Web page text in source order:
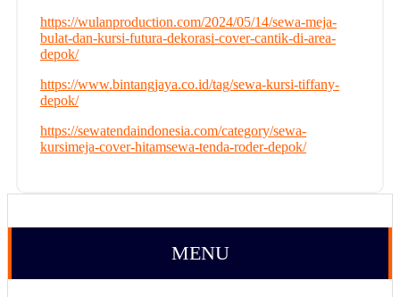
https://wulanproduction.com/2024/05/14/sewa-meja-
bulat-dan-kursi-futura-dekorasi-cover-cantik-di-area-
depok/
https://www.bintangjaya.co.id/tag/sewa-kursi-tiffany-
depok/
https://sewatendaindonesia.com/category/sewa-
kursimeja-cover-hitamsewa-tenda-roder-depok/
MENU